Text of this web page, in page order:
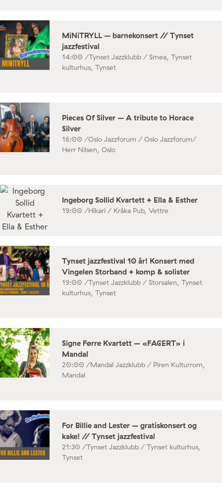
MiNiTRYLL – barnekonsert // Tynset
jazzfestival
14:00 /Tynset Jazzklubb / Smea, Tynset
kulturhus, Tynset
Pieces Of Silver – A tribute to Horace
Silver
16:00 /Oslo Jazzforum / Oslo Jazzforum/
Herr Nilsen, Oslo
Ingeborg Sollid Kvartett + Ella & Esther
19:00 /Hikari / Kråka Pub, Vettre
Tynset jazzfestival 10 år! Konsert med
Vingelen Storband + komp & solister
19:00 /Tynset Jazzklubb / Storsalen, Tynset
kulturhus, Tynset
Signe Førre Kvartett – «FAGERT» i
Mandal
20:00 /Mandal Jazzklubb / Piren Kulturrom,
Mandal
For Billie and Lester – gratiskonsert og
kake! // Tynset jazzfestival
21:30 /Tynset Jazzklubb / Tynset kulturhus,
Tynset